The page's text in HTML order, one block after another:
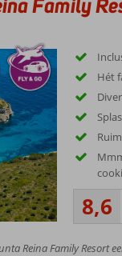
Hét
8,6
Reina Family Resort